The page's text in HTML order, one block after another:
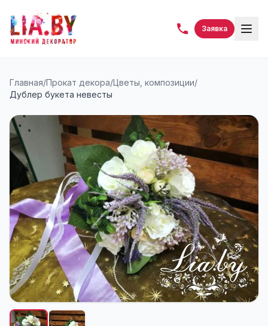
Заявка
Главная/Прокат декора/Цветы, композиции/
Дублер букета невесты